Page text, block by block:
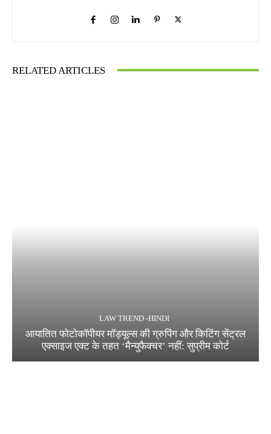
RELATED ARTICLES
LAW TREND -HINDI
आयातित फोटोकॉपीयर मॉड्यूल्स की ग्रुपिंग और किटिंग सेंट्रल
एक्साइज एक्ट के तहत ‘मैन्युफैक्चर’ नहीं: सुप्रीम कोर्ट